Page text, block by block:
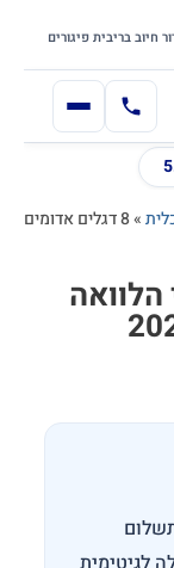
חיוב בריבית פיגורים
»
8 דגלים אדומים
הלוואה